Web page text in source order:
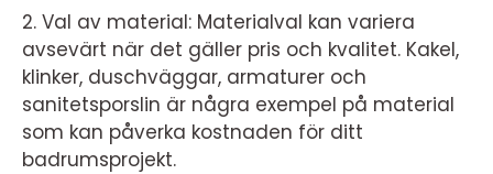
2. Val av material: Materialval kan variera
avsevärt när det gäller pris och kvalitet. Kakel,
klinker, duschväggar, armaturer och
sanitetsporslin är några exempel på material
som kan påverka kostnaden för ditt
badrumsprojekt.